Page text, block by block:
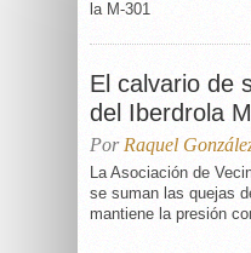
la M-301
El calvario de
del Iberdrola
Por Raquel
La Asociación de
se suman las quejas
mantiene la presión